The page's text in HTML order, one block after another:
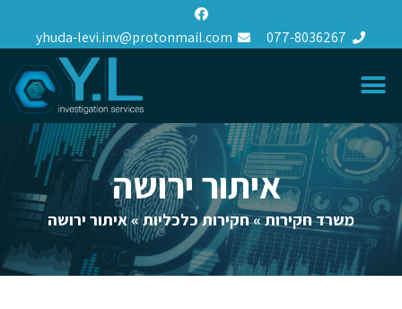
077-8036267
yhuda-levi.inv@protonmail.com
איתור ירושה
משרד חקירות»חקירות כלכליות»איתור ירושה